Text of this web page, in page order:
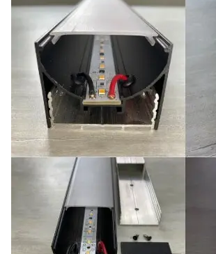
Animation de façade Série
CATALOGUE
CONTACT & COMMANDE
À PROPOS DE NOUS
FAQ
BLOG
French
Turkish